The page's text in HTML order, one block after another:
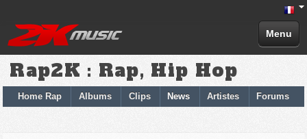
Menu
Rap2K : Rap, Hip Hop
Home Rap Albums Clips News Artistes Forums